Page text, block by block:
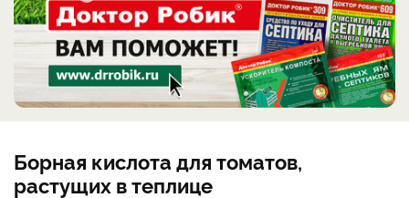
Борная кислота для томатов,
растущих в теплице